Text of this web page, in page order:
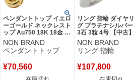
ペンダントトップ イエロ
ーゴールド ネックレスト
ップ Au750 18K 18金 3
粒 ダイヤモンド 【中
古】
NON BRAND
ペンダントトップ
¥70,560
リング 指輪 ダイヤ
グ プラチナシルバー
3石 3粒 4号 【中古】
NON BRAND
リング 指輪
¥107,800